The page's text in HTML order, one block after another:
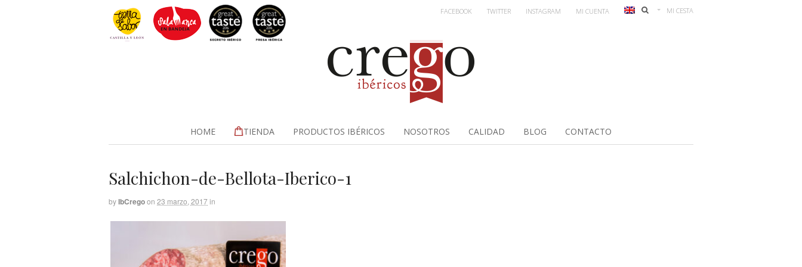
MI CESTA
FACEBOOK TWITTER INSTAGRAM MI CUENTA
HOME TIENDA PRODUCTOS IBÉRICOS NOSOTROS CALIDAD BLOG CONTACTO
Salchichon-de-Bellota-Iberico-1
byIbCregoon 23 marzo, 2017in